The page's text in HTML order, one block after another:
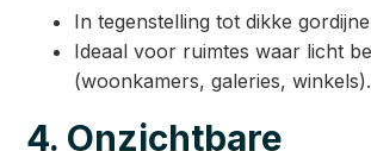
In tegenstelling tot dikke
Ideaal voor ruimtes waar licht
(woonkamers, galeries, winkels).
4. Onzichtbare